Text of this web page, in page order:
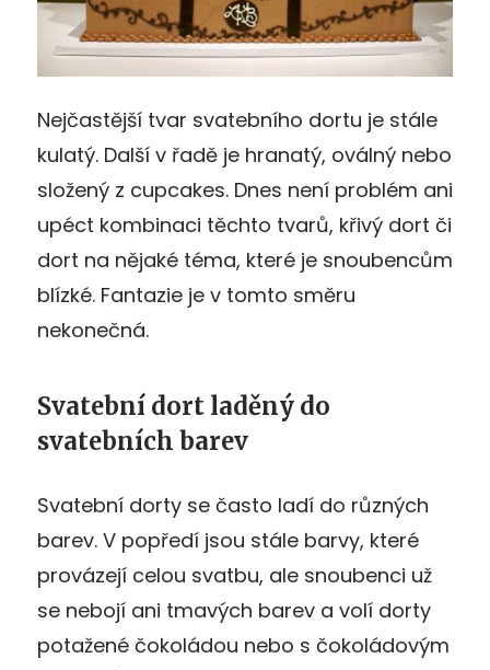
Nejčastější tvar svatebního dortu je stále
kulatý. Další v řadě je hranatý, oválný nebo
složený z cupcakes. Dnes není problém ani
upéct kombinaci těchto tvarů, křivý dort či
dort na nějaké téma, které je snoubencům
blízké. Fantazie je v tomto směru
nekonečná.
Svatební dort laděný do
svatebních barev
Svatební dorty se často ladí do různých
barev. V popředí jsou stále barvy, které
provázejí celou svatbu, ale snoubenci už
se nebojí ani tmavých barev a volí dorty
potažené čokoládou nebo s čokoládovým